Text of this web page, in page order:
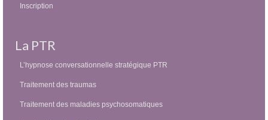
Inscription
La PTR
L’hypnose conversationnelle stratégique PTR
Traitement des traumas
Traitement des maladies psychosomatiques